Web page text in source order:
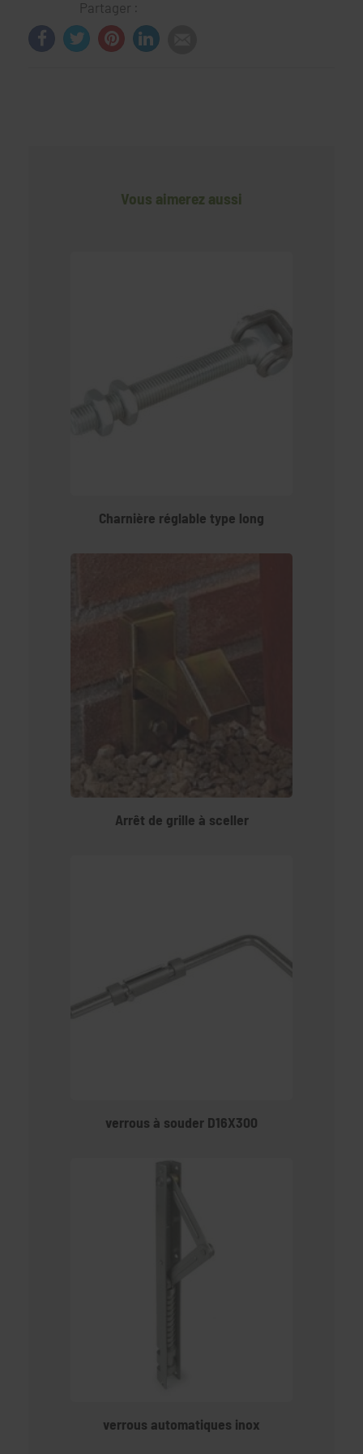
Partager :
Vous aimerez aussi
Charnière réglable type long
Arrêt de grille à sceller
verrous à souder D16X300
verrous automatiques inox